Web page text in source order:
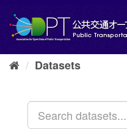
content
Datasets